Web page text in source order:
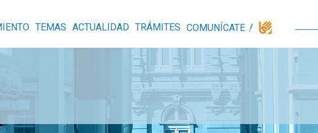
TEMAS ACTUALIDAD TRÁMITES COMUNÍCATE